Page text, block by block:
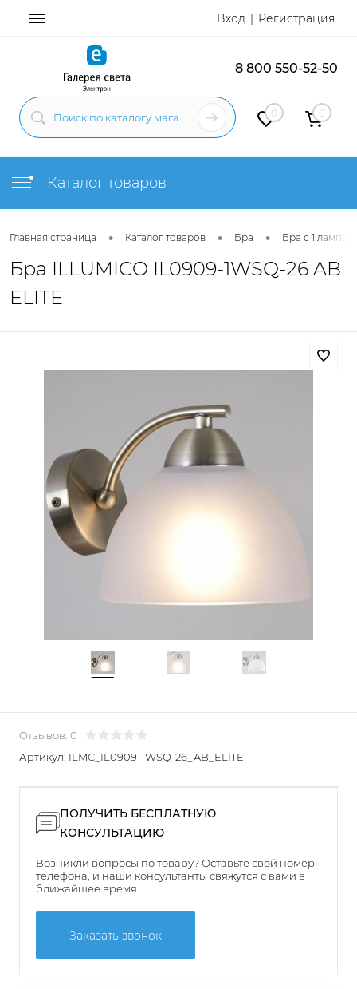
Вход Регистрация
8 800 550-52-50
0 0
Каталог товаров
Главная страница • Каталог товаров • Бра • Бра с 1 лампой
Бра ILLUMICO IL0909-1WSQ-26 AB
ELITE
Отзывов: 0
Артикул: ILMC_IL0909-1WSQ-26_AB_ELITE
ПОЛУЧИТЬ БЕСПЛАТНУЮ
КОНСУЛЬТАЦИЮ
Возникли вопросы по товару? Оставьте свой номер
телефона, и наши консультанты свяжутся с вами в
ближайшее время
Заказать звонок